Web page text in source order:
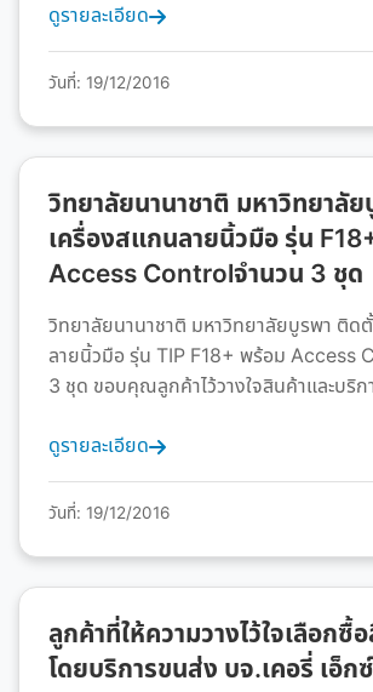
ดูรายละเอียด
วันที่: 19/12/2016
วิทยาลัยนานาชาติ มหาวิทยาลั
เครื่องสแกนลายนิ้วมือ รุ่น
Access Controlจำนวน 3 ชุด
วิทยาลัยนานาชาติ มหาวิทยาลัยบูรพา ติด
ลายนิ้วมือ รุ่น TIP F18+ พร้อม Access
3 ชุด ขอบคุณลูกค้าไว้วางใจสินค้าและบริก
ดูรายละเอียด
วันที่: 19/12/2016
ลูกค้าที่ให้ความวางไว้ใจเลือกซื้
โดยบริการขนส่ง บจ.เคอรี่ เอ็ก